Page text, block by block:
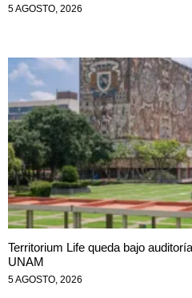
5 AGOSTO, 2026
Territorium Life queda bajo
UNAM
5 AGOSTO, 2026